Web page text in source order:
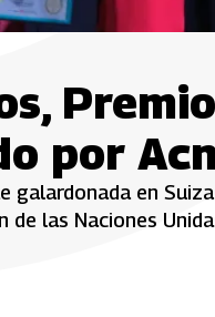
por
en
las Naciones